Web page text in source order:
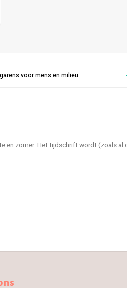
voor mens en milieu
en zomer. Het tijdschrift wordt (zoals